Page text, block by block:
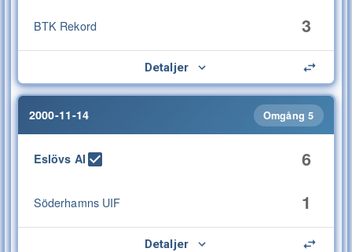
BTK Rekord 3
Detaljer
2000-11-14 Omgång 5
Eslövs AI 6
Söderhamns UIF 1
Detaljer